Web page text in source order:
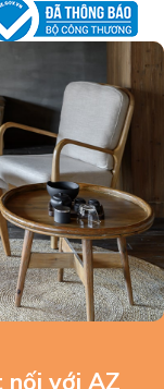
nối với AZ